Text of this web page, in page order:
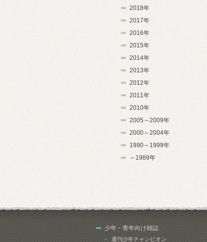
2018年
2017年
2016年
2015年
2014年
2013年
2012年
2011年
2010年
2005～2009年
2000～2004年
1990～1999年
～1989年
少年・青年向け雑誌
週刊少年チャンピオン